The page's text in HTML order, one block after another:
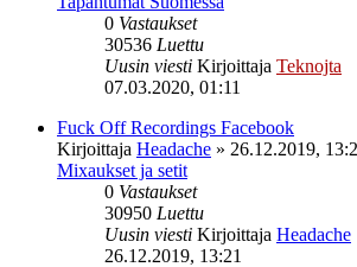
0 Vastaukset
30536 Luettu
Uusin viesti Kirjoittaja Teknojta
07.03.2020, 01:11
Fuck Off Recordings Facebook
Kirjoittaja Headache » 26.12.2019,
Mixaukset ja setit
0 Vastaukset
30950 Luettu
Uusin viesti Kirjoittaja Headache
26.12.2019, 13:21